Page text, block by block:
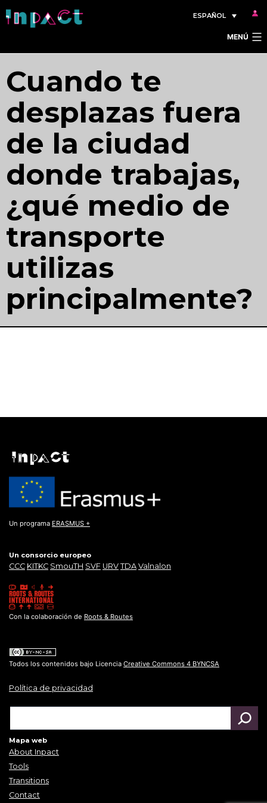
Saltar
al
ESPAÑOL
MENÚ
Cuando te
desplazas fuera
de la ciudad
donde trabajas,
¿qué medio de
transporte
utilizas
principalmente?
Un programa ERASMUS +
Un consorcio europeo
CCC KITKC SmouTH SVF URV TDA Valnalon
Con la colaboración de Roots & Routes
Todos los contenidos bajo Licencia Creative Commons 4 BYNCSA
Política de privacidad
Mapa web
About Inpact
Tools
Transitions
Contact